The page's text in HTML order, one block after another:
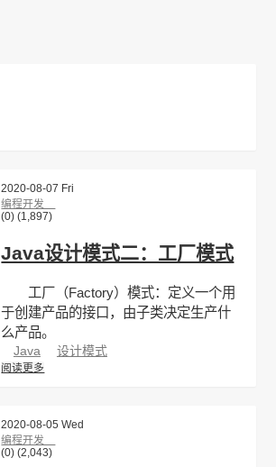
2020-08-07 Fri
编程开发
(0) (1,897)
Java设计模式二：工厂模式
工厂（Factory）模式：定义一个用
于创建产品的接口，由子类决定生产什
么产品。
Java 设计模式
阅读更多
2020-08-05 Wed
编程开发
(0) (2,043)